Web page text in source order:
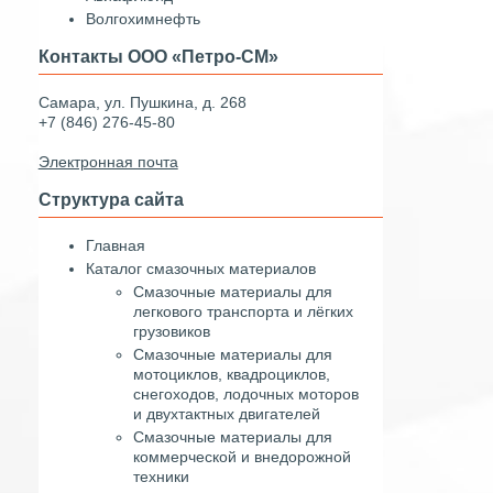
Волгохимнефть
Контакты ООО «Петро-СМ»
Самара, ул. Пушкина, д. 268
+7 (846) 276-45-80
Электронная почта
Структура сайта
Главная
Каталог смазочных материалов
Смазочные материалы для
легкового транспорта и лёгких
грузовиков
Смазочные материалы для
мотоциклов, квадроциклов,
снегоходов, лодочных моторов
и двухтактных двигателей
Смазочные материалы для
коммерческой и внедорожной
техники